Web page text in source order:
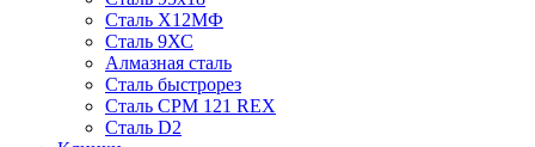
Сталь Х12МФ
Сталь 9ХС
Алмазная сталь
Сталь быстрорез
Сталь CPM 121 REX
Сталь D2